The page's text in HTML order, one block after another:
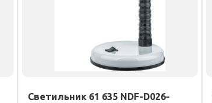
Светильник 61 635 NDF-D026-